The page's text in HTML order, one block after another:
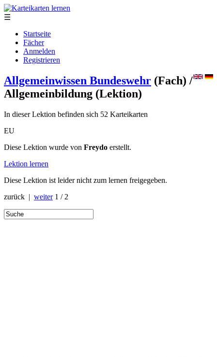
☰
Startseite
Fächer
Anmelden
Registrieren
Allgemeinwissen Bundeswehr (Fach) /
Allgemeinbildung (Lektion)
In dieser Lektion befinden sich 52 Karteikarten
EU
Diese Lektion wurde von Freydo erstellt.
Lektion lernen
Diese Lektion ist leider nicht zum lernen freigegeben.
zurück | weiter 1 / 2